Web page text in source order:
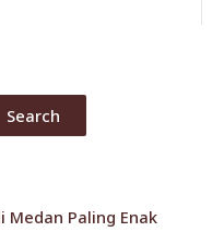
Search
Medan Paling Enak